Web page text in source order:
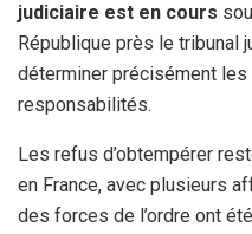
judiciaire est en cours
République près le tribunal
déterminer précisément
responsabilités.
Les refus d’obtempérer
en France, avec plusieurs
des forces de l’ordre ont